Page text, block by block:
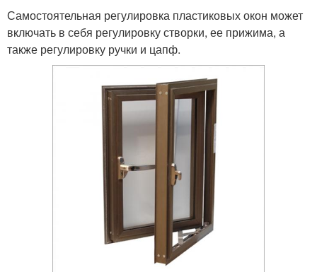
Самостоятельная регулировка пластиковых окон может
включать в себя регулировку створки, ее прижима, а
также регулировку ручки и цапф.